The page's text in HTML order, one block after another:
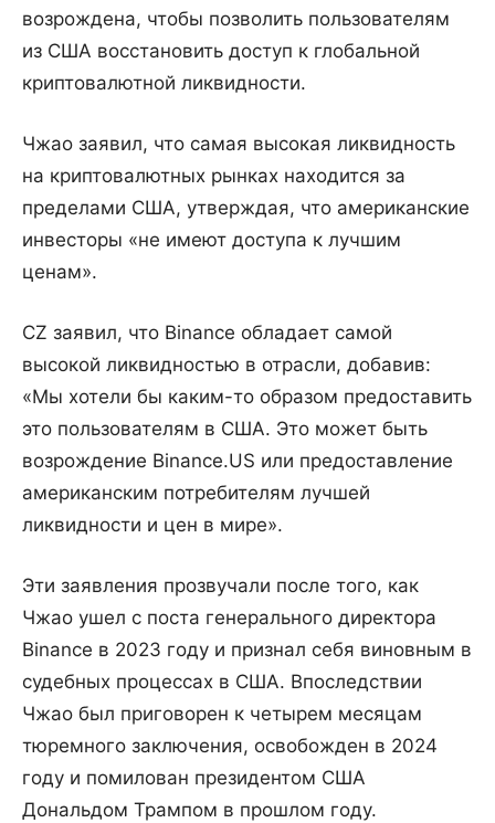
возрождена, чтобы позволить пользователям
из США восстановить доступ к глобальной
криптовалютной ликвидности.
Чжао заявил, что самая высокая ликвидность
на криптовалютных рынках находится за
пределами США, утверждая, что американские
инвесторы «не имеют доступа к лучшим
ценам».
CZ заявил, что Binance обладает самой
высокой ликвидностью в отрасли, добавив:
«Мы хотели бы каким-то образом предоставить
это пользователям в США. Это может быть
возрождение Binance.US или предоставление
американским потребителям лучшей
ликвидности и цен в мире».
Эти заявления прозвучали после того, как
Чжао ушел с поста генерального директора
Binance в 2023 году и признал себя виновным в
судебных процессах в США. Впоследствии
Чжао был приговорен к четырем месяцам
тюремного заключения, освобожден в 2024
году и помилован президентом США
Дональдом Трампом в прошлом году.